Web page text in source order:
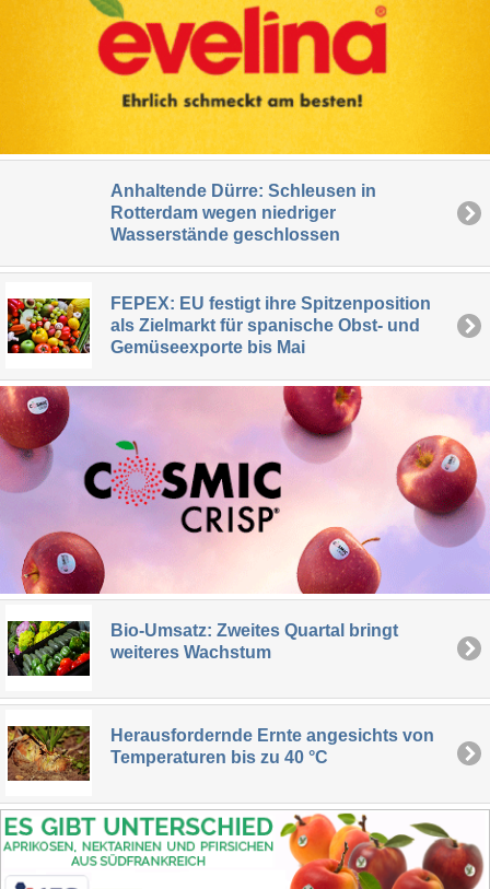
Anhaltende Dürre: Schleusen in
Rotterdam wegen niedriger
Wasserstände geschlossen
FEPEX: EU festigt ihre Spitzenposition
als Zielmarkt für spanische Obst- und
Gemüseexporte bis Mai
Bio-Umsatz: Zweites Quartal bringt
weiteres Wachstum
Herausfordernde Ernte angesichts von
Temperaturen bis zu 40 °C